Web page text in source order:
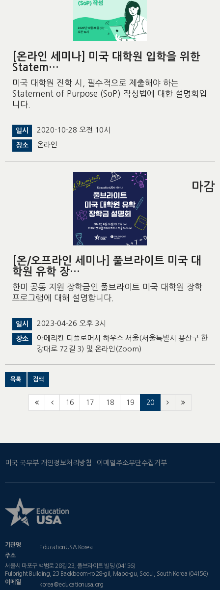
[온라인 세미나] 미국 대학원 입학을 위한
Statem…
미국 대학원 진학 시, 필수적으로 제출해야 하는
Statement of Purpose (SoP) 작성법에 대한 설명회입
니다.
일시 2020-10-28 오전 10시
장소 온라인
[온/오프라인 세미나] 풀브라이트 미국 대
학원 유학 장…
한미 공동 지원 장학금인 풀브라이트 미국 대학원 장학
프로그램에 대해 설명합니다.
일시 2023-04-26 오후 3시
장소
아메리칸 디플로머시 하우스 서울(서울특별시 용산구 한
강대로 72길 3) 및 온라인(Zoom)
마감
목록 검색
16 17 18 19 20
미국 국무부 개인정보처리방침 이메일주소무단수집거부
기관명
EducationUSA Korea
주소
서울시 마포구 백범로 28길 23, 풀브라이트 빌딩 (04156)
Fulbright Building, 23 Baekbeom-ro 28-gil, Mapo-gu, Seoul, South Korea (04156)
이메일
korea@educationusa.org